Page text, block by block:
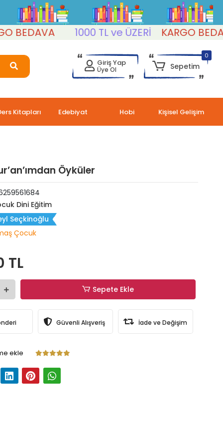
1000 TL ve ÜZERİ KARGO BEDAVA
Giriş Yap
Üye Ol
0
Sepetim
Kitapları Edebiyat Hobi Kişisel Gelişim
Öyküler
Dini Eğitim
Seçkinoğlu
Çocuk
TL
Sepete Ekle
Güvenli Alışveriş İade ve Değişim
ekle